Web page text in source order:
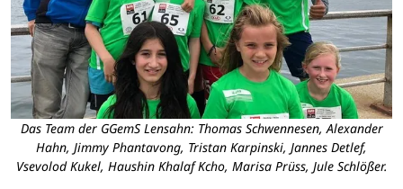
Das Team der GGemS Lensahn: Thomas Schwennesen, Alexander
Hahn, Jimmy Phantavong, Tristan Karpinski, Jannes Detlef,
Vsevolod Kukel, Haushin Khalaf Kcho, Marisa Prüss, Jule Schlößer.